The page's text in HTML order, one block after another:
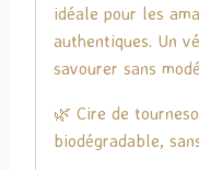
idéale pour les
authentiques. Un
savourer sans
🌿 Cire de
biodégradable,